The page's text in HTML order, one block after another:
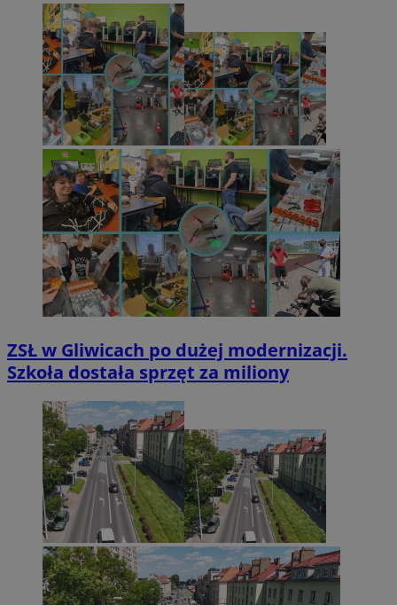
ZSŁ w Gliwicach po dużej modernizacji.
Szkoła dostała sprzęt za miliony